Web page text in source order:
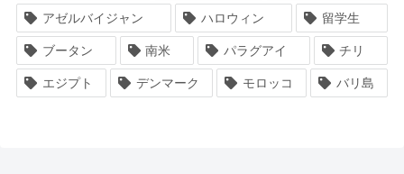
アゼルバイジャン ハロウィン 留学生
ブータン 南米 パラグアイ チリ
エジプト デンマーク モロッコ バリ島